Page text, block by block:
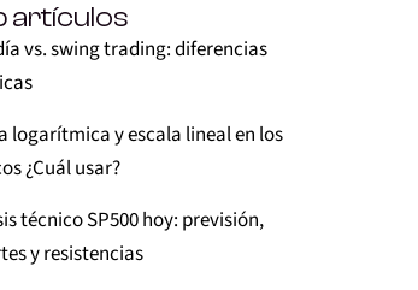
artículos
vs. swing trading: diferencias
logarítmica y escala lineal en los
¿Cuál usar?
técnico SP500 hoy: previsión,
y resistencias